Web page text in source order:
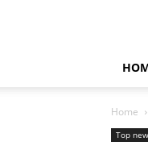
Home
Top